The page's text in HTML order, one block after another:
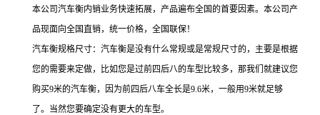
本公司汽车衡内销业务快速拓展，产品遍布全国的首要因素。本公司产
品现面向全国直销，统一价格，全国联保！
汽车衡规格尺寸：汽车衡是没有什么常规或是常规尺寸的，主要是根据
您的需要来定做，比如您是过前四后八的车型比较多，那我们就建议您
购买9米的汽车衡，因为前四后八车全长是9.6米，一般用9米就足够
了。当然您要确定没有更大的车型。